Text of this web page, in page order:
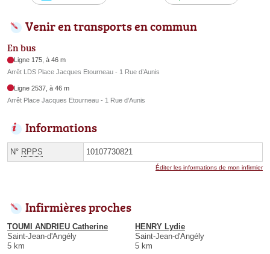
Venir en transports en commun
En bus
Ligne 175, à 46 m
Arrêt LDS Place Jacques Etourneau - 1 Rue d’Aunis
Ligne 2537, à 46 m
Arrêt Place Jacques Etourneau - 1 Rue d’Aunis
Informations
N° RPPS 10107730821
Éditer les informations de mon infirmier
Infirmières proches
TOUMI ANDRIEU Catherine
Saint-Jean-d'Angély
5 km
HENRY Lydie
Saint-Jean-d'Angély
5 km